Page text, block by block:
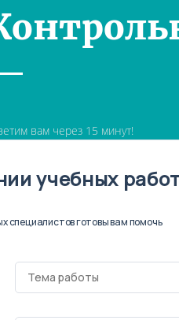
вам через 15 минут!
учебных
специалистов готовы вам помочь